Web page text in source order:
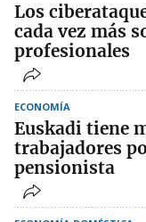
Los
cada vez más
profesionales
ECONOMÍA
Euskadi tiene
trabajadores
pensionista